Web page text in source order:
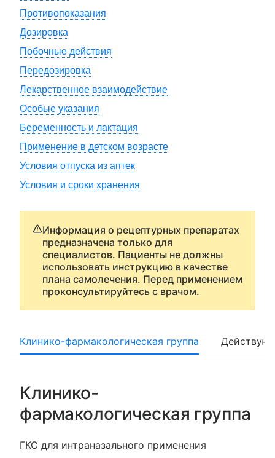
Противопоказания
Дозировка
Побочные действия
Передозировка
Лекарственное взаимодействие
Особые указания
Беременность и лактация
Применение в детском возрасте
Условия отпуска из аптек
Условия и сроки хранения
Информация о рецептурных препаратах
предназначена только для
специалистов. Пациенты не должны
использовать инструкцию в качестве
плана самолечения. Перед применением
проконсультируйтесь с врачом.
Клинико-фармакологическая группа
Клинико-
фармакологическая группа
ГКС для интраназального применения